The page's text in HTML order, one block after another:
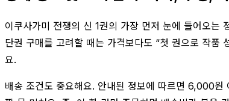
이쿠사가미 전쟁의 신 1권의 가장 먼저 눈에 들어오
단권 구매를 고려할 때는 가격보다도 “첫 권으로 작품
요.
배송 조건도 중요해요. 안내된 정보에 따르면 6,000